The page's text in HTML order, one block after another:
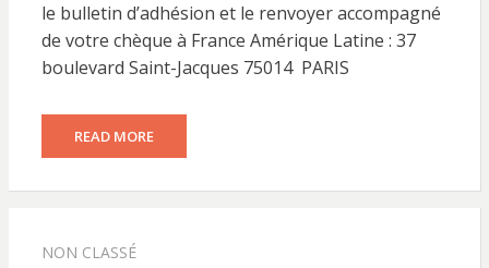
le bulletin d’adhésion et le renvoyer accompagné
de votre chèque à France Amérique Latine : 37
boulevard Saint-Jacques 75014 PARIS
READ MORE
NON CLASSÉ